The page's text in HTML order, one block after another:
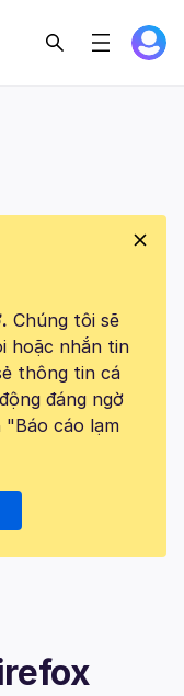
Chúng tôi sẽ
hoặc nhắn tin
thông tin cá
đáng ngờ
cáo lạm